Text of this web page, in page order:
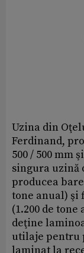
Uzina din
Ferdinand,
500 / 500 mm
singura uzină
producea
tone anual) şi
(1.200 de tone
deţine
utilaje pentru
laminat la